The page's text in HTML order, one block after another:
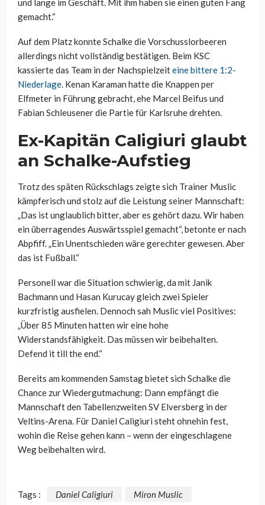
und lange im Geschäft. Mit ihm haben sie einen guten Fang
gemacht.“
Auf dem Platz konnte Schalke die Vorschusslorbeeren
allerdings nicht vollständig bestätigen. Beim KSC
kassierte das Team in der Nachspielzeiteine bittere 1:2-
Niederlage. Kenan Karaman hatte die Knappen per
Elfmeter in Führung gebracht, ehe Marcel Beifus und
Fabian Schleusener die Partie für Karlsruhe drehten.
Ex-Kapitän Caligiuri glaubt
an Schalke-Aufstieg
Trotz des späten Rückschlags zeigte sich Trainer Muslic
kämpferisch und stolz auf die Leistung seiner Mannschaft:
„Das ist unglaublich bitter, aber es gehört dazu. Wir haben
ein überragendes Auswärtsspiel gemacht“, betonte er nach
Abpfiff. „Ein Unentschieden wäre gerechter gewesen. Aber
das ist Fußball.“
Personell war die Situation schwierig, da mit Janik
Bachmann und Hasan Kurucay gleich zwei Spieler
kurzfristig ausfielen. Dennoch sah Muslic viel Positives:
„Über 85 Minuten hatten wir eine hohe
Widerstandsfähigkeit. Das müssen wir beibehalten.
Defend it till the end.“
Bereits am kommenden Samstag bietet sich Schalke die
Chance zur Wiedergutmachung: Dann empfängt die
Mannschaft den Tabellenzweiten SV Elversberg in der
Veltins-Arena. Für Daniel Caligiuri steht ohnehin fest,
wohin die Reise gehen kann – wenn der eingeschlagene
Weg beibehalten wird.
Tags : Daniel Caligiuri Miron Muslic